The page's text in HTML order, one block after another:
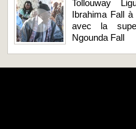
Tollouway
Ibrahima Fall
avec la
Ngounda Fall